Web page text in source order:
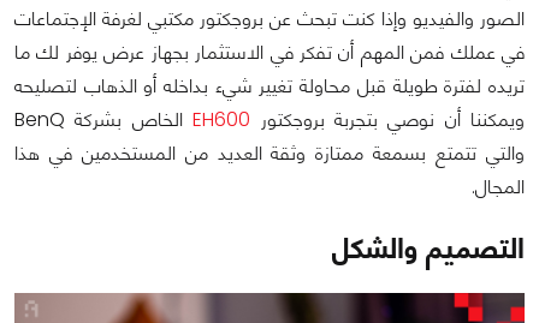
الصور والفيديو وإذا كنت تبحث عن بروجكتور مكتبي لغرفة الإجتماعات
في عملك فمن المهم أن تفكر في الاستثمار بجهاز عرض يوفر لك ما
تريده لفترة طويلة قبل محاولة تغيير شيء بداخله أو الذهاب لتصليحه
ويمكننا أن نوصي بتجربة بروجكتور EH600
الخاص بشركة BenQ
والتي تتمتع بسمعة ممتازة وثقة العديد من المستخدمين في هذا
المجال.
التصميم والشكل